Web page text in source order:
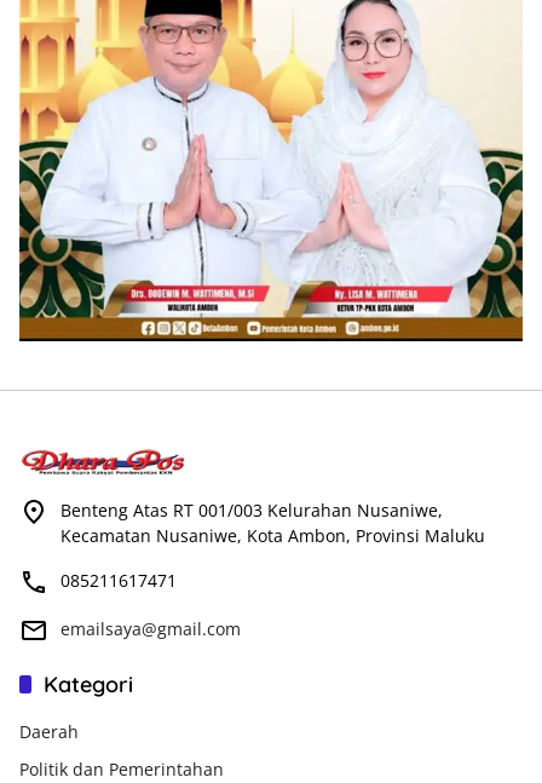
Benteng Atas RT 001/003 Kelurahan Nusaniwe,
Kecamatan Nusaniwe, Kota Ambon, Provinsi Maluku
085211617471
emailsaya@gmail.com
Kategori
Daerah
Politik dan Pemerintahan